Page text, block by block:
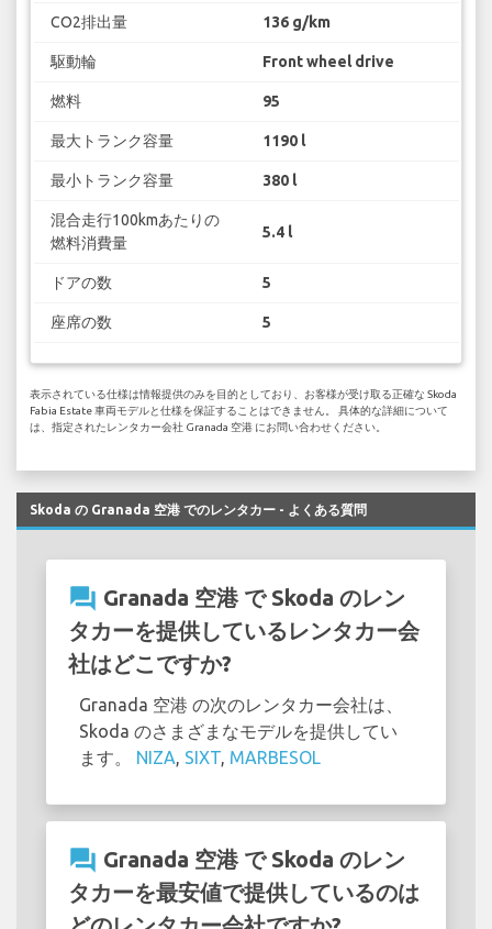
CO2排出量 136 g/km
駆動輪 Front wheel drive
燃料 95
最大トランク容量 1190 l
最小トランク容量 380 l
混合走行100kmあたりの
燃料消費量
5.4 l
ドアの数 5
座席の数 5
表示されている仕様は情報提供のみを目的としており、お客様が受け取る正確な Skoda
Fabia Estate 車両モデルと仕様を保証することはできません。 具体的な詳細について
は、指定されたレンタカー会社 Granada 空港 にお問い合わせください。
Skoda の Granada 空港 でのレンタカー - よくある質問
question_answer Granada 空港 で Skoda のレン
タカーを提供しているレンタカー会
社はどこですか?
Granada 空港 の次のレンタカー会社は、
Skoda のさまざまなモデルを提供してい
ます。 NIZA SIXT MARBESOL
question_answer Granada 空港 で Skoda のレン
タカーを最安値で提供しているのは